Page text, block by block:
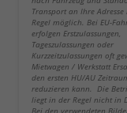
Transport an Ihre
Regel möglich. Bei EU-
erfolgen Erstzulassungen,
Tageszulassungen oder
Kurzzeitzulassungen oft
Mietwagen / Werkstatt
den ersten HU/AU
reduzieren kann. Die
liegt in der Regel nicht in